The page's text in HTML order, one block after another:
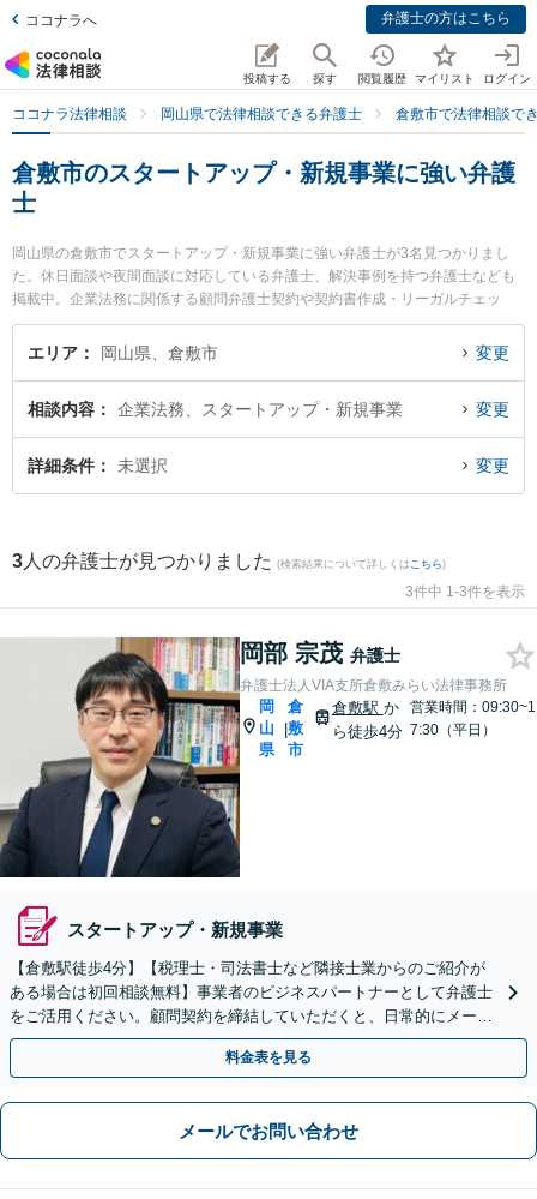
ココナラへ 弁護士の方はこちら
投稿する 探す 閲覧履歴 マイリスト ログイン
ココナラ法律相談 岡山県で法律相談できる弁護士 倉敷市で法律相談で
倉敷市のスタートアップ・新規事業に強い弁護
士
岡山県の倉敷市でスタートアップ・新規事業に強い弁護士が3名見つかりまし
た。休日面談や夜間面談に対応している弁護士、解決事例を持つ弁護士なども
掲載中。企業法務に関係する顧問弁護士契約や契約書作成・リーガルチェッ
ク、雇用契約書・就業規則作成等の細かな分野での絞り込み検索もでき便利で
す。特に弁護士法人VIA支所倉敷みらい法律事務所の岡部 宗茂弁護士ややまね
に発生したスタートアップ・新規事業のトラブルを今すぐに弁護士に相談した
い』『スタートアップ・新規事業のトラブル解決の実績豊富な近くの弁護士を
検索したい』『初回相談無料でスタートアップ・新規事業を法律相談できる倉
エリア 岡山県、倉敷市 変更
相談内容 企業法務、スタートアップ・新規事業 変更
詳細条件 未選択 変更
3 人の弁護士が見つかりました (検索結果について詳しくは こちら)
3件中 1-3件を表示
岡部 宗茂 弁護士
弁護士法人VIA支所倉敷みらい法律事務所
岡
山
県
|
倉
敷
市
倉敷駅 か
ら徒歩4分
営業時間：09:30~1
7:30（平日）
スタートアップ・新規事業
【倉敷駅徒歩4分】【税理士・司法書士など隣接士業からのご紹介が
ある場合は初回相談無料】事業者のビジネスパートナーとして弁護士
をご活用ください。顧問契約を締結していただくと、日常的にメール
やお電話でのご相談も可能です。
料金表を見る
メールでお問い合わせ